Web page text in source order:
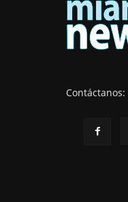
Contáctanos: